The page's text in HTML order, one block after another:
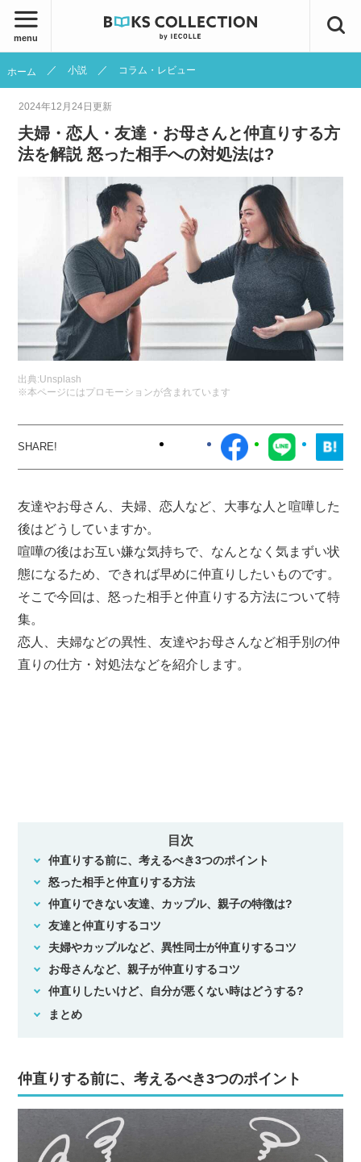
menu
ホーム 小説 コラム・レビュー
2024年12月24日更新
夫婦・恋人・友達・お母さんと仲直りする方
法を解説 怒った相手への対処法は?
出典:Unsplash
※本ページにはプロモーションが含まれています
友達やお母さん、夫婦、恋人など、大事な人と喧嘩した
後はどうしていますか。
喧嘩の後はお互い嫌な気持ちで、なんとなく気まずい状
態になるため、できれば早めに仲直りしたいものです。
そこで今回は、怒った相手と仲直りする方法について特
集。
恋人、夫婦などの異性、友達やお母さんなど相手別の仲
直りの仕方・対処法などを紹介します。
目次
仲直りする前に、考えるべき3つのポイント
怒った相手と仲直りする方法
仲直りできない友達、カップル、親子の特徴は?
友達と仲直りするコツ
夫婦やカップルなど、異性同士が仲直りするコツ
お母さんなど、親子が仲直りするコツ
仲直りしたいけど、自分が悪くない時はどうする?
まとめ
仲直りする前に、考えるべき3つのポイント